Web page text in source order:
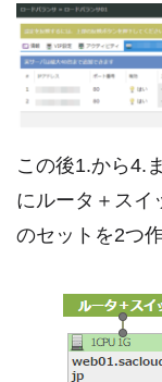
この後1.から4.
にルータ＋スイ
のセットを2つ